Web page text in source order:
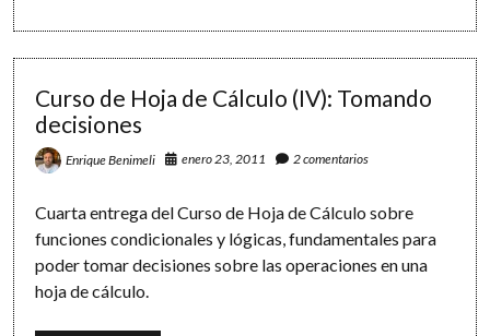
Didácticas:
Curso de Hoja de Cálculo (IV): Tomando
decisiones
Enrique Benimeli enero 23, 2011 2 comentarios
Cuarta entrega del Curso de Hoja de Cálculo sobre
funciones condicionales y lógicas, fundamentales para
poder tomar decisiones sobre las operaciones en una
hoja de cálculo.